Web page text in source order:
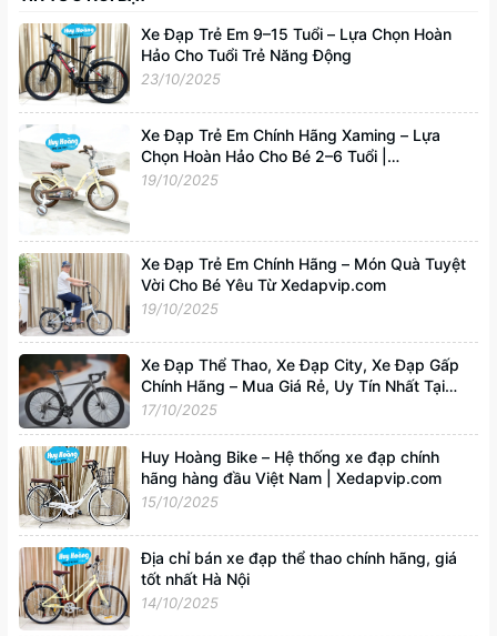
Xe Đạp Trẻ Em 9–15 Tuổi – Lựa Chọn Hoàn
Hảo Cho Tuổi Trẻ Năng Động
23/10/2025
Xe Đạp Trẻ Em Chính Hãng Xaming – Lựa
Chọn Hoàn Hảo Cho Bé 2–6 Tuổi |
Xedapvip.com
19/10/2025
Xe Đạp Trẻ Em Chính Hãng – Món Quà Tuyệt
Vời Cho Bé Yêu Từ Xedapvip.com
19/10/2025
Xe Đạp Thể Thao, Xe Đạp City, Xe Đạp Gấp
Chính Hãng – Mua Giá Rẻ, Uy Tín Nhất Tại
Xedapvip.com
17/10/2025
Huy Hoàng Bike – Hệ thống xe đạp chính
hãng hàng đầu Việt Nam | Xedapvip.com
15/10/2025
Địa chỉ bán xe đạp thể thao chính hãng, giá
tốt nhất Hà Nội
14/10/2025